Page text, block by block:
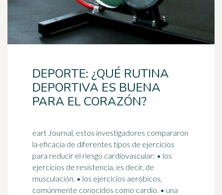
DEPORTE: ¿QUÉ RUTINA
DEPORTIVA ES BUENA
PARA EL CORAZÓN?
eart Journal, estos investigadores compararon
la eficacia de diferentes tipos de ejercicios
para reducir el riesgo cardiovascular: • los
ejercicios de resistencia, es decir, de
musculación. • los ejercicios aeróbicos,
comúnmente conocidos como cardio. • una